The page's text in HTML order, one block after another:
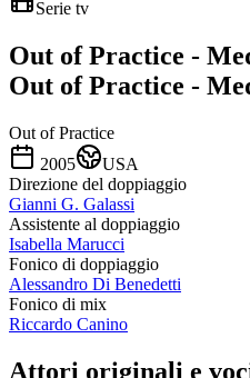
Serie tv
Out of Practice -
Out of Practice -
Out of Practice
2005
USA
Direzione del doppiaggio
Gianni G. Galassi
Assistente al doppiaggio
Isabella Marucci
Fonico di doppiaggio
Alessandro Di Benedetti
Fonico di mix
Riccardo Canino
Attori originali e